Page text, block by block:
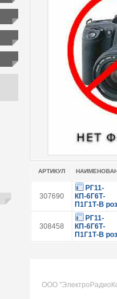
АРТИКУЛ
307690
РГ11-
КП-6Г6Т-
П1Г1Т-В роз
308458
РГ11-
КП-6Г6Т-
П1Г1Т-В роз
ООО